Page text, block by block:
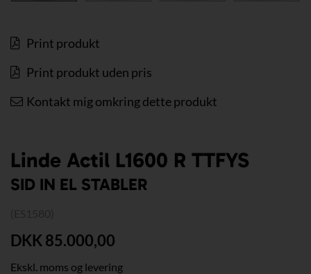
Print produkt
Print produkt uden pris
Kontakt mig omkring dette produkt
Linde Actil L1600 R TTFYS
SID IN EL STABLER
DKK 85.000,00
Ekskl. moms og levering